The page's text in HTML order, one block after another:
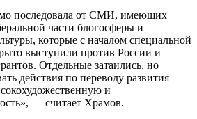
последовала от СМИ, имеющих
части блогосферы и
которые с началом специальной
выступили против России и
Отдельные затаились, но
действия по переводу развития
и
— считает Храмов.